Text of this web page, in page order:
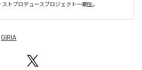
トプロデュースプロジェクト一期生。
GIRIA